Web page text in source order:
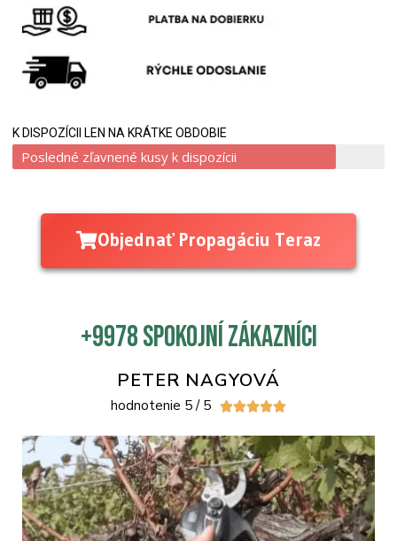
K DISPOZÍCII LEN NA KRÁTKE OBDOBIE
Posledné zľavnené kusy k dispozícii
Objednať Propagáciu Teraz
+9978 spokojní zákazníci
PETER NAGYOVÁ
hodnotenie 5 / 5 